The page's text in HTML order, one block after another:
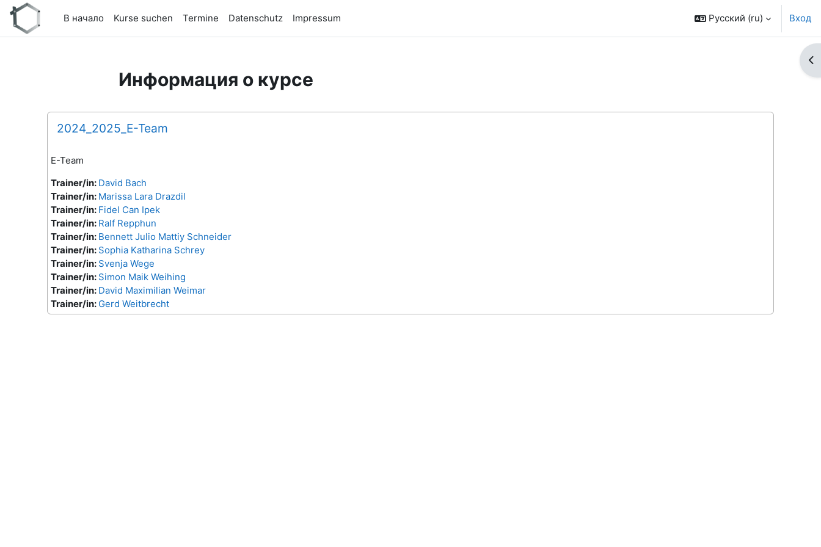
Перейти к основному содержанию
В начало
Kurse suchen Termine Datenschutz Impressum Русский ‎(ru)‎ Вход
Информация о курсе
2024_2025_E-Team
E-Team
Trainer/in: David Bach
Trainer/in: Marissa Lara Drazdil
Trainer/in: Fidel Can Ipek
Trainer/in: Ralf Repphun
Trainer/in: Bennett Julio Mattiy Schneider
Trainer/in: Sophia Katharina Schrey
Trainer/in: Svenja Wege
Trainer/in: Simon Maik Weihing
Trainer/in: David Maximilian Weimar
Trainer/in: Gerd Weitbrecht